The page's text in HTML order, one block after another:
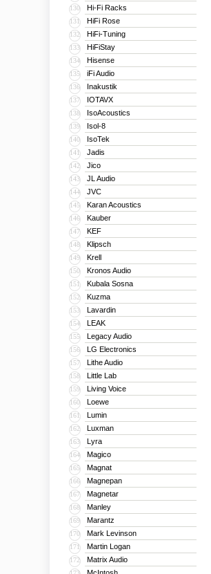
130 Hi-Fi Racks
131 HiFi Rose
132 HiFi-Tuning
133 HiFiStay
134 Hisense
135 iFi Audio
136 Inakustik
137 IOTAVX
138 IsoAcoustics
139 Isol-8
140 IsoTek
141 Jadis
142 Jico
143 JL Audio
144 JVC
145 Karan Acoustics
146 Kauber
147 KEF
148 Klipsch
149 Krell
150 Kronos Audio
151 Kubala Sosna
152 Kuzma
153 Lavardin
154 LEAK
155 Legacy Audio
156 LG Electronics
157 Lithe Audio
158 Little Lab
159 Living Voice
160 Loewe
161 Lumin
162 Luxman
163 Lyra
164 Magico
165 Magnat
166 Magnepan
167 Magnetar
168 Manley
169 Marantz
170 Mark Levinson
171 Martin Logan
172 Matrix Audio